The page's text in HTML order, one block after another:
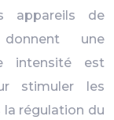
appareils de
donnent une
intensité est
stimuler les
régulation du